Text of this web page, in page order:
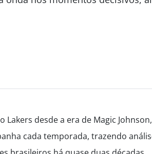
Lakers desde a era de Magic
cada temporada, trazendo